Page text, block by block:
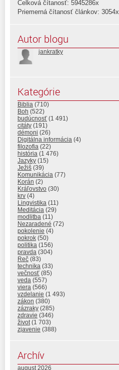
Celková čítanosť: 5945286x
Priemerná čítanosť článkov: 3054x
Autor blogu
jankratky
Kategórie
Biblia (710)
Boh (522)
budúcnosť (1 491)
citáty (191)
démoni (26)
Digitálna informácia (4)
filozofia (22)
história (1 476)
Jazyky (15)
Ježiš (39)
Komunikácia (77)
Korán (2)
Kráľovstvo (30)
krv (4)
Lingvistika (11)
Meditácia (29)
modlitba (11)
Nezaradené (72)
pokolenie (4)
pokrok (50)
politika (156)
pravda (304)
Reč (83)
technika (33)
večnosť (85)
veda (557)
viera (566)
vzdelanie (1 493)
zákon (380)
zázraky (285)
zdravie (346)
život(1 703)
zjavenie (388)
Archív
august 2026